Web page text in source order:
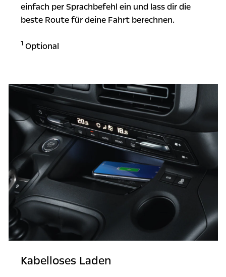
einfach per Sprachbefehl ein und lass dir die
beste Route für deine Fahrt berechnen.
1Optional
Kabelloses Laden